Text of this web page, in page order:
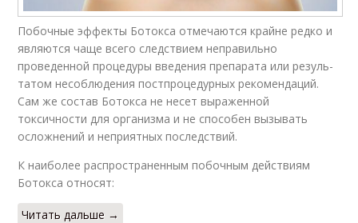
Побочные эффекты Ботокса отме­ча­ются крайне редко и
являются чаще всего следствием непра­виль­но
проведенной процедуры введения препарата или ре­зуль­
та­том несоблюдения пост­про­це­дур­ных рекомендаций.
Сам же состав Ботокса не несет выраженной
токсичности для организма и не способен вызывать
осложнений и неприятных последствий.
К наиболее распространенным побочным действиям
Ботокса относят:
Читать дальше →